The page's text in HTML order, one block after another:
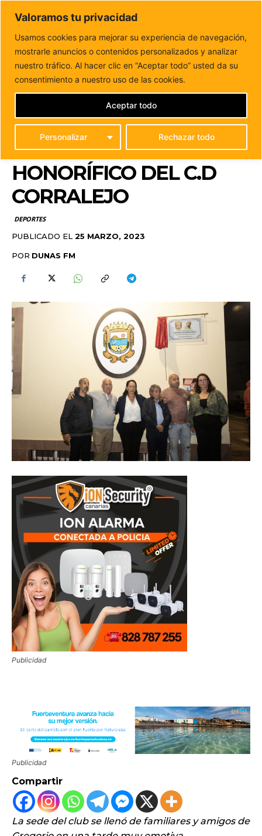
Valoramos tu privacidad
Usamos cookies para mejorar su experiencia de navegación,
mostrarle anuncios o contenidos personalizados y analizar
nuestro tráfico. Al hacer clic en “Aceptar todo” usted da su
consentimiento a nuestro uso de las cookies.
Personalizar Rechazar todo
Aceptar todo
DUNAS FM
Tu informacion de forma cercana
Inicio DEPORTES
Homenaje a Don Gregorio Santana
Estévez fundador y presidente honorífico del C.D...
HOMENAJE A DON
GREGORIO SANTANA
ESTÉVEZ FUNDADOR Y
PRESIDENTE
HONORÍFICO DEL C.D
CORRALEJO
DEPORTES
PUBLICADO EL 25 MARZO, 2023
POR DUNAS FM
Publicidad
Publicidad
Compartir
La sede del club se llenó de familiares y amigos de